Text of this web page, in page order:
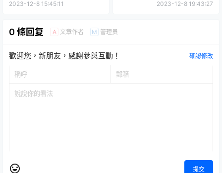
無縫再現雙臂粗壯線條！
2023-12-8 15:45:11
(21st CENTURY REAL TYPE
2023-12-8 19:43:27
0 條回复 A 文章作者 M 管理员
歡迎您，新朋友，感謝參與互動！ 確認修改
提交